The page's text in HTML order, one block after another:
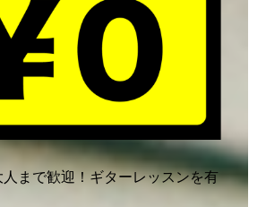
まで歓迎！ギターレッスンを有